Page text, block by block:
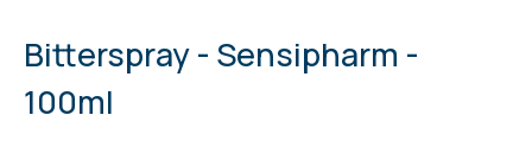
Bitterspray - Sensipharm -
100ml